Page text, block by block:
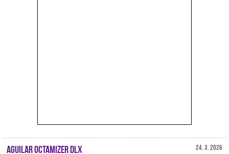
24. 3. 2026
Aguilar Octamizer DLX